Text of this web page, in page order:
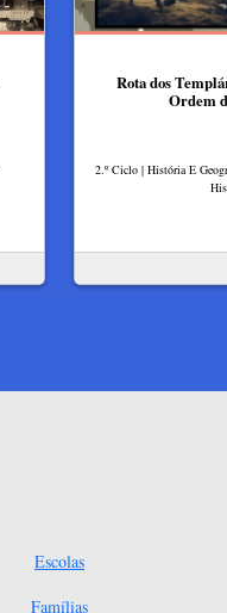
Rota dos
Ordem
2.º Ciclo | História E
Escolas
Famílias